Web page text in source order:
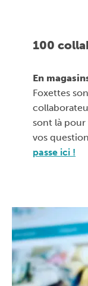
100
En
Foxettes
sont là
vos
passe ici !